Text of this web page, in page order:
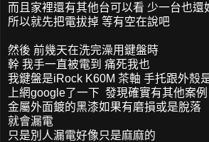
而且家裡還有其他台可以看 少一台也還
所以就先把電拔掉 等有空在說吧
然後 前幾天在洗完澡用鍵盤時
幹 我手一直被電到 痛死我也
我鍵盤是iRock K60M 茶軸 手托跟外殼
上網google了一下 發現確實有其他案例
金屬外面鍍的黑漆如果有磨損或是脫落
就會漏電
只是別人漏電好像只是麻麻的